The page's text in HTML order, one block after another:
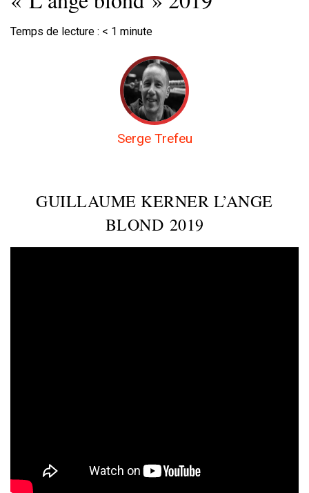
Temps de lecture : < 1 minute
Serge Trefeu
GUILLAUME KERNER L’ANGE
BLOND 2019